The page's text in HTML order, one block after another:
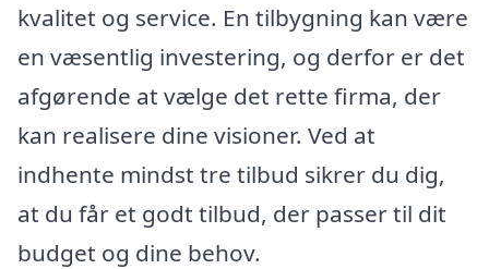
kvalitet og service. En tilbygning kan være
en væsentlig investering, og derfor er det
afgørende at vælge det rette firma, der
kan realisere dine visioner. Ved at
indhente mindst tre tilbud sikrer du dig,
at du får et godt tilbud, der passer til dit
budget og dine behov.